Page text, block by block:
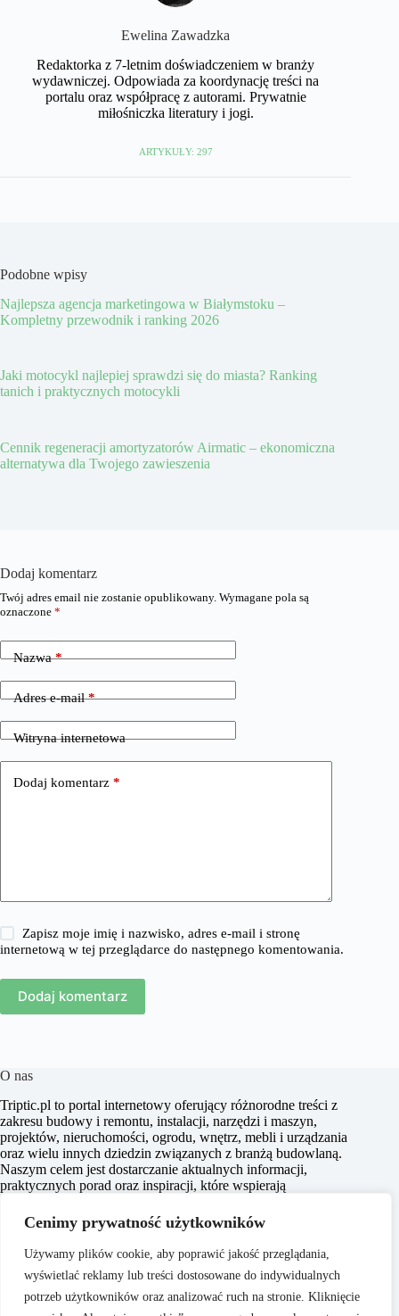
Cenimy prywatność użytkowników
Używamy plików cookie, aby poprawić jakość przeglądania,
wyświetlać reklamy lub treści dostosowane do indywidualnych
potrzeb użytkowników oraz analizować ruch na stronie. Kliknięcie
Ewelina Zawadzka
Redaktorka z 7-letnim doświadczeniem w branży
wydawniczej. Odpowiada za koordynację treści na
portalu oraz współpracę z autorami. Prywatnie
miłośniczka literatury i jogi.
ARTYKUŁY: 297
Podobne wpisy
Najlepsza agencja marketingowa w Białymstoku –
Kompletny przewodnik i ranking 2026
Jaki motocykl najlepiej sprawdzi się do miasta? Ranking
tanich i praktycznych motocykli
Cennik regeneracji amortyzatorów Airmatic – ekonomiczna
alternatywa dla Twojego zawieszenia
Dodaj komentarz
Twój adres email nie zostanie opublikowany. Wymagane pola są
oznaczone *
Nazwa*
Adres e-mail*
Witryna internetowa
Dodaj komentarz *
Zapisz moje imię i nazwisko, adres e-mail i stronę
internetową w tej przeglądarce do następnego komentowania.
Dodaj komentarz
O nas
​Triptic.pl to portal internetowy oferujący różnorodne treści z
zakresu budowy i remontu, instalacji, narzędzi i maszyn,
projektów, nieruchomości, ogrodu, wnętrz, mebli i urządzania
oraz wielu innych dziedzin związanych z branżą budowlaną.
Naszym celem jest dostarczanie aktualnych informacji,
praktycznych porad oraz inspiracji, które wspierają
aranżacyjnych, a także w podejmowaniu świadomych decyzji
dotyczących nieruchomości i przestrzeni życiowej.